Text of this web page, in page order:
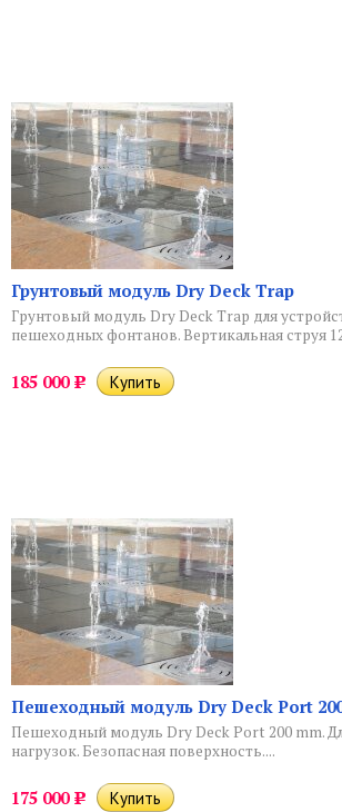
Грунтовый модуль Dry Deck Trap
Грунтовый модуль Dry Deck Trap для
пешеходных фонтанов. Вертикальная струя
185 000 Р
Пешеходный модуль Dry Deck Port
Пешеходный модуль Dry Deck Port 200 mm.
нагрузок. Безопасная поверхность....
175 000 Р